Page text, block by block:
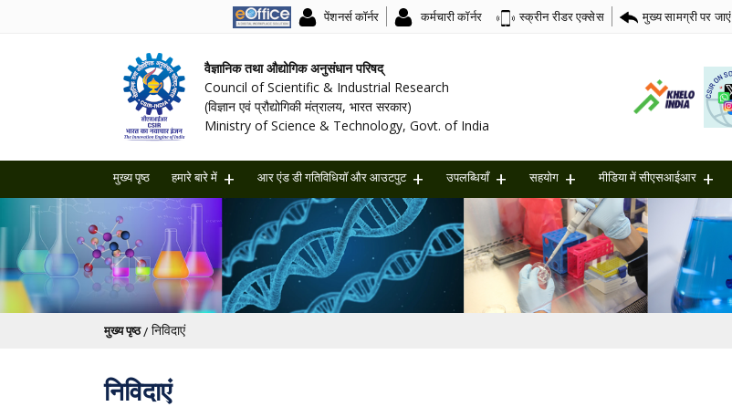
पेंशनर्स कॉर्नर कर्मचारी कॉर्नर स्क्रीन रीडर एक्सेस मुख्य सामग्री पर जाएं
वैज्ञानिक तथा औद्योगिक अनुसंधान परिषद्
Council of Scientific & Industrial Research
(विज्ञान एवं प्रौद्योगिकी मंत्रालय, भारत सरकार)
Ministry of Science & Technology, Govt. of India
मुख्य पृष्ठ हमारे बारे में आर एंड डी गतिविधियॉ और आउटपुट उपलब्धियाँ सहयोग मीडिया में सीएसआईआर
पग चिन्ह
मुख्य पृष्ठ निविदाएं
निविदाएं